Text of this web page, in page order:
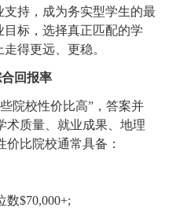
持，成为务实型学生的最
标，选择真正匹配的学
得更远、更稳。
回报率
校性价比高”，答案并
术质量、就业成果、地理
比院校通常具备：
$70,000+;